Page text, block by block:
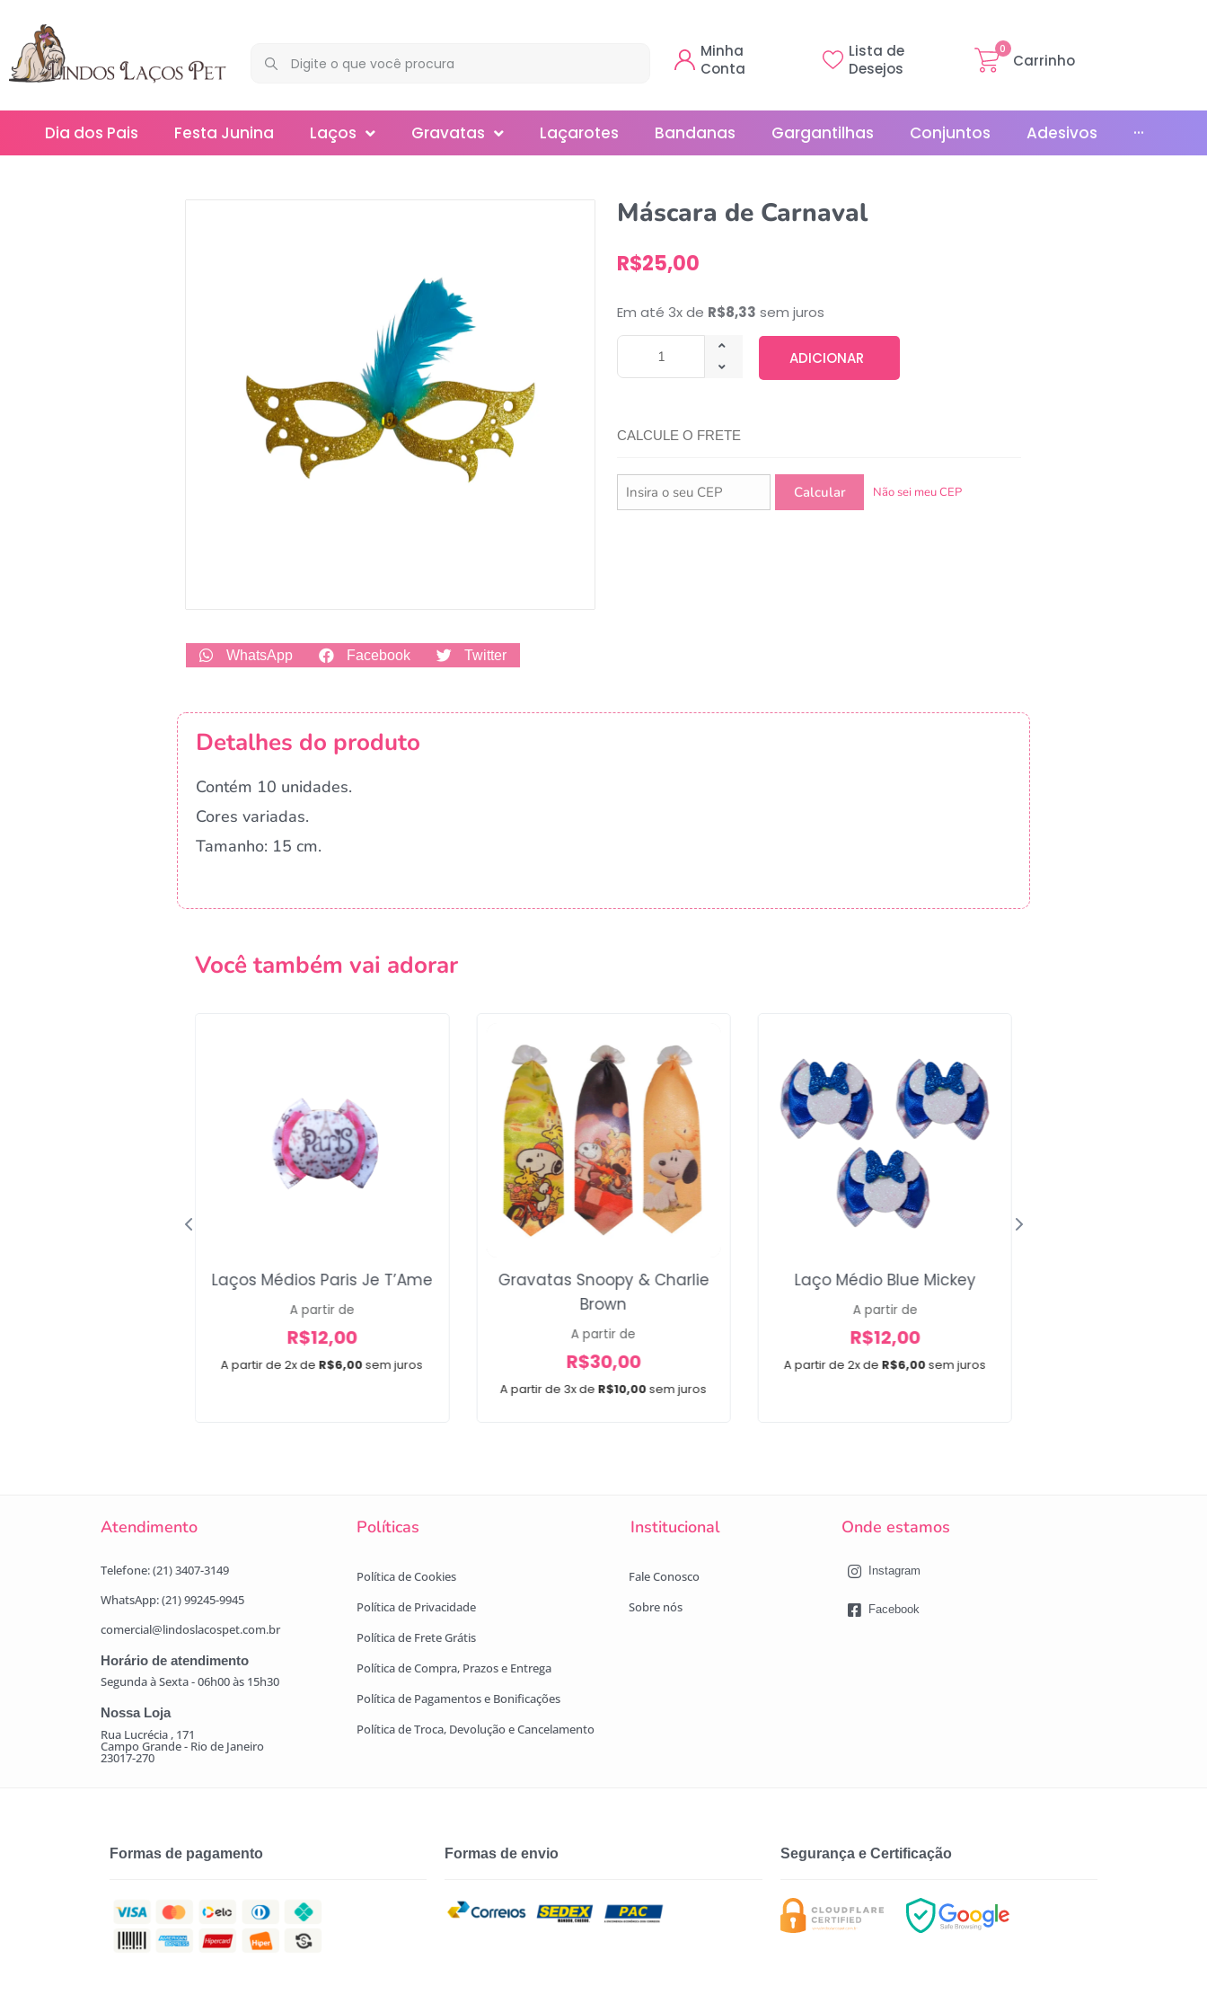
Minha
Conta
Lista de
Desejos
Carrinho
0
Dia dos Pais Festa Junina Laços
Splash
Gravatas
Smoking
Laçarotes Bandanas Gargantilhas Conjuntos Adesivos ···
WhatsApp Facebook Twitter
Máscara de Carnaval
R$25,00
Em até 3x de R$8,33 sem juros
ADICIONAR
CALCULE O FRETE
Não sei meu CEP
Detalhes do produto
Contém 10 unidades.
Cores variadas.
Tamanho: 15 cm.
Você também vai adorar
A partir de 2x de R$6,00sem juros
Laços Médios Paris Je T’Ame
A partir de
R$12,00
A partir de 3x de R$10,00sem juros
Gravatas Snoopy & Charlie
Brown
A partir de
R$30,00 A partir de 2x de R$6,00sem juros
Laço Médio Blue Mickey
A partir de
R$12,00
Atendimento Políticas Institucional Onde estamos
Telefone: (21) 3407-3149
WhatsApp: (21) 99245-9945
comercial@lindoslacospet.com.br
Horário de atendimento
Segunda à Sexta - 06h00 às 15h30
Nossa Loja
Rua Lucrécia , 171
Campo Grande - Rio de Janeiro
23017-270
Política de Cookies
Política de Privacidade
Política de Frete Grátis
Política de Compra, Prazos e Entrega
Política de Pagamentos e Bonificações
Política de Troca, Devolução e Cancelamento
Fale Conosco
Sobre nós
Instagram
Facebook
Formas de pagamento Formas de envio Segurança e Certificação
Campanha lançada com sucesso!
Voltar